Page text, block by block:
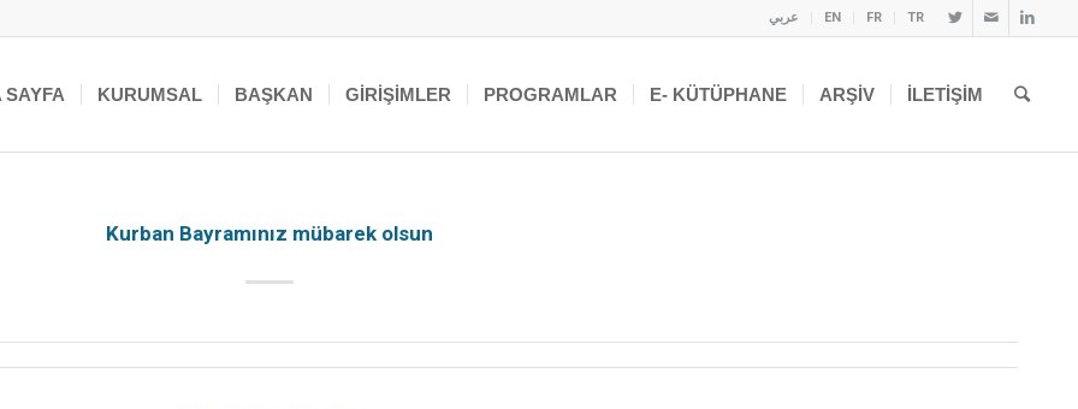
عربي EN FR TR
SAYFA KURUMSAL BAŞKAN GIRIŞIMLER PROGRAMLAR E- KÜTÜPHANE ARŞIV İLETIŞIM
Kurban Bayramınız mübarek olsun